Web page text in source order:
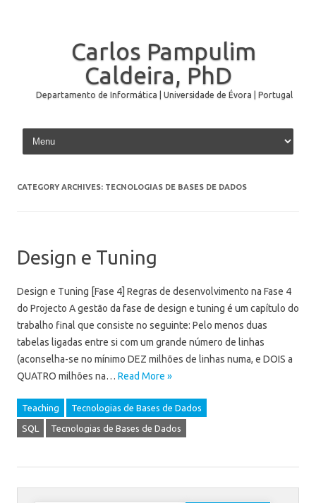
Carlos Pampulim
Caldeira, PhD
Departamento de Informática | Universidade de Évora | Portugal
Skip to content
CATEGORY ARCHIVES: TECNOLOGIAS DE BASES DE DADOS
Design e Tuning
Design e Tuning [Fase 4] Regras de desenvolvimento na Fase 4
do Projecto A gestão da fase de design e tuning é um capítulo do
trabalho final que consiste no seguinte: Pelo menos duas
tabelas ligadas entre si com um grande número de linhas
(aconselha-se no mínimo DEZ milhões de linhas numa, e DOIS a
QUATRO milhões na… Read More »
Teaching Tecnologias de Bases de Dados
SQL Tecnologias de Bases de Dados